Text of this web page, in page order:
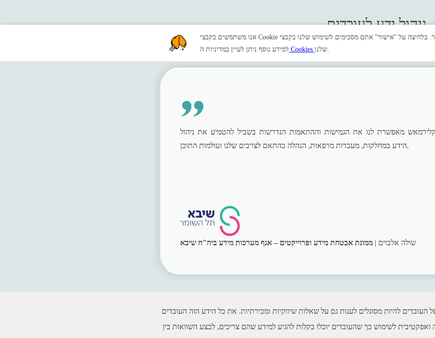
ניהול ידע לעובדים
קלירמאש מאפשרת לנו את הגמישות וההתאמות הנדרשות בשביל להטמיע את ניהול
הידע במחלקות, מעבדות מרפאות, הנהלה בהתאם לצרכים שלנו ועולמות התוכן.
שולה אלבוים | ממונת אבטחת מידע ופרוייקטים – אגף מערכות מידע ביה"ח שיבא
להיות מסוגלים לענות גם על שאלות שיווקיות ומכירתיות. את כל הידע הזה העובדים
לשימוש כך שהעובדים יוכלו בקלות להגיע למידע שהם צריכים, לבצע השוואות בין
למידע נוסף ניתן לעיין במדיניות ה Cookies